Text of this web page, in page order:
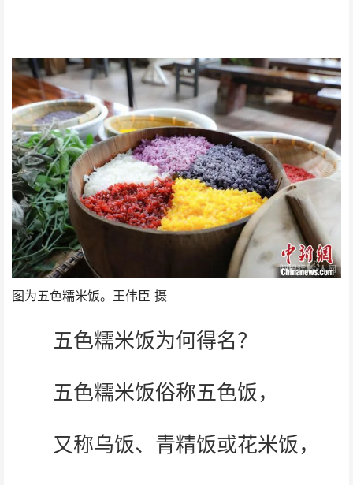
图为五色糯米饭。王伟臣 摄
五色糯米饭为何得名？
五色糯米饭俗称五色饭，
又称乌饭、青精饭或花米饭，